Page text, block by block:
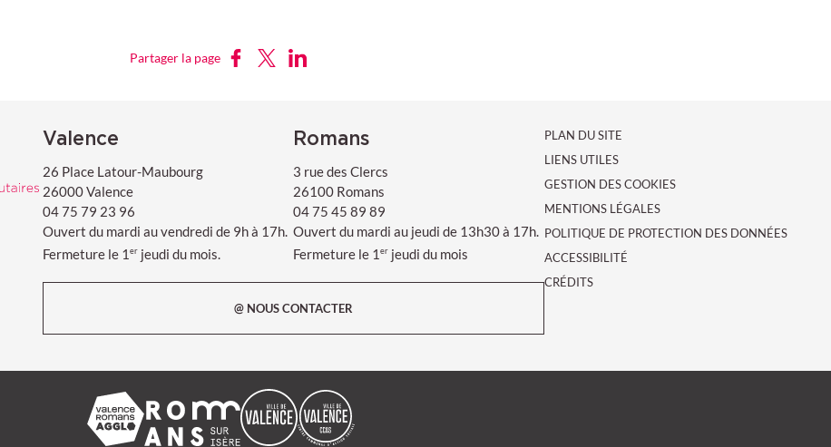
Partager la page Partager sur Facebook
Partager sur X
Partager sur LinkedIn
Valence
26 Place Latour-Maubourg
26000 Valence
04 75 79 23 96
Ouvert du mardi au vendredi de 9h à 17h.
Fermeture le 1er jeudi du mois.
Romans
3 rue des Clercs
26100 Romans
04 75 45 89 89
Ouvert du mardi au jeudi de 13h30 à 17h.
Fermeture le 1er jeudi du mois
@ NOUS CONTACTER
PLAN DU SITE
LIENS UTILES
GESTION DES COOKIES
MENTIONS LÉGALES
POLITIQUE DE PROTECTION DES DONNÉES
ACCESSIBILITÉ
CRÉDITS
Valence Romans agglo
Ville de Romans-sur-Isère
Ville de ValenceCCAS de la ville de Valence